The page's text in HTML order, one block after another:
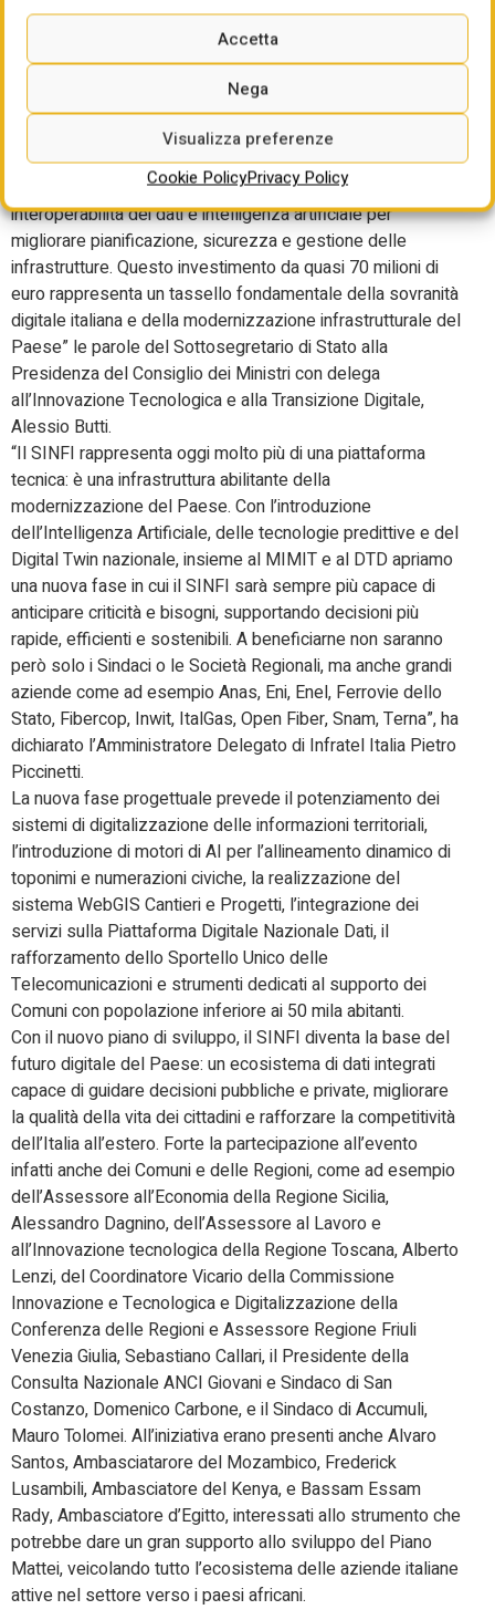
Accetta
Nega
Visualizza preferenze
Cookie PolicyPrivacy Policy
commento del Ministro delle Imprese e del Made in Italy,
Adolfo Urso.
“Il SINFI entra oggi in una nuova fase strategica e si
consolida come una delle infrastrutture digitali più
importanti del Paese. Il Governo ha fortemente voluto una
piattaforma che evolve verso il vero e proprio gemello
digitale del sottosuolo italiano, integrando geo-intelligence,
interoperabilità dei dati e intelligenza artificiale per
migliorare pianificazione, sicurezza e gestione delle
infrastrutture. Questo investimento da quasi 70 milioni di
euro rappresenta un tassello fondamentale della sovranità
digitale italiana e della modernizzazione infrastrutturale del
Paese” le parole del Sottosegretario di Stato alla
Presidenza del Consiglio dei Ministri con delega
all’Innovazione Tecnologica e alla Transizione Digitale,
Alessio Butti.
“Il SINFI rappresenta oggi molto più di una piattaforma
tecnica: è una infrastruttura abilitante della
modernizzazione del Paese. Con l’introduzione
dell’Intelligenza Artificiale, delle tecnologie predittive e del
Digital Twin nazionale, insieme al MIMIT e al DTD apriamo
una nuova fase in cui il SINFI sarà sempre più capace di
anticipare criticità e bisogni, supportando decisioni più
rapide, efficienti e sostenibili. A beneficiarne non saranno
però solo i Sindaci o le Società Regionali, ma anche grandi
aziende come ad esempio Anas, Eni, Enel, Ferrovie dello
Stato, Fibercop, Inwit, ItalGas, Open Fiber, Snam, Terna”, ha
dichiarato l’Amministratore Delegato di Infratel Italia Pietro
Piccinetti.
La nuova fase progettuale prevede il potenziamento dei
sistemi di digitalizzazione delle informazioni territoriali,
l’introduzione di motori di AI per l’allineamento dinamico di
toponimi e numerazioni civiche, la realizzazione del
sistema WebGIS Cantieri e Progetti, l’integrazione dei
servizi sulla Piattaforma Digitale Nazionale Dati, il
rafforzamento dello Sportello Unico delle
Telecomunicazioni e strumenti dedicati al supporto dei
Comuni con popolazione inferiore ai 50 mila abitanti.
Con il nuovo piano di sviluppo, il SINFI diventa la base del
futuro digitale del Paese: un ecosistema di dati integrati
capace di guidare decisioni pubbliche e private, migliorare
la qualità della vita dei cittadini e rafforzare la competitività
dell’Italia all’estero. Forte la partecipazione all’evento
infatti anche dei Comuni e delle Regioni, come ad esempio
dell’Assessore all’Economia della Regione Sicilia,
Alessandro Dagnino, dell’Assessore al Lavoro e
all’Innovazione tecnologica della Regione Toscana, Alberto
Lenzi, del Coordinatore Vicario della Commissione
Innovazione e Tecnologica e Digitalizzazione della
Conferenza delle Regioni e Assessore Regione Friuli
Venezia Giulia, Sebastiano Callari, il Presidente della
Consulta Nazionale ANCI Giovani e Sindaco di San
Costanzo, Domenico Carbone, e il Sindaco di Accumuli,
Mauro Tolomei. All’iniziativa erano presenti anche Alvaro
Santos, Ambasciatarore del Mozambico, Frederick
Lusambili, Ambasciatore del Kenya, e Bassam Essam
Rady, Ambasciatore d’Egitto, interessati allo strumento che
potrebbe dare un gran supporto allo sviluppo del Piano
Mattei, veicolando tutto l’ecosistema delle aziende italiane
attive nel settore verso i paesi africani.